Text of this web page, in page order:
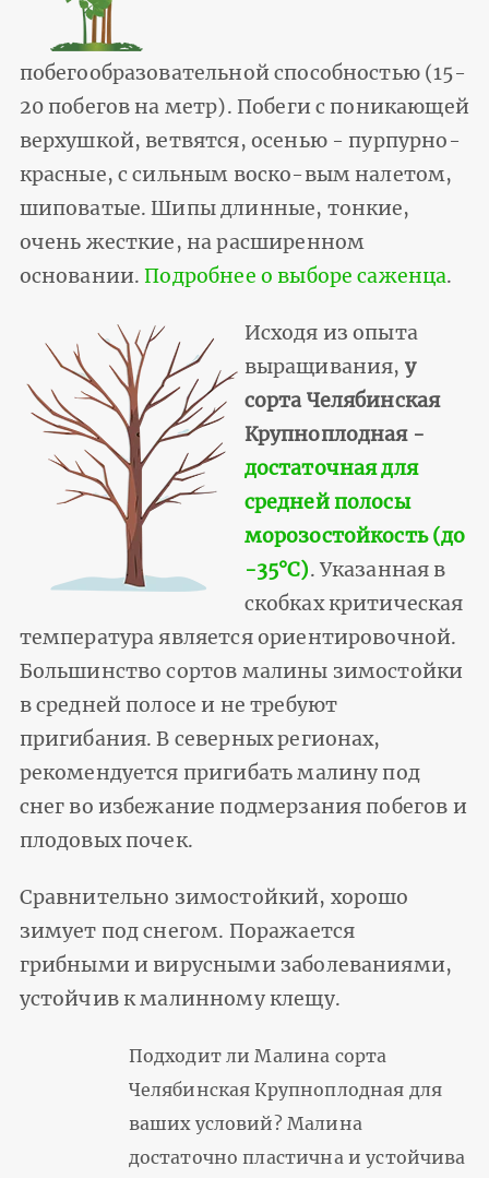
побегообразовательной способностью (15-
20 побегов на метр). Побеги с поникающей
верхушкой, ветвятся, осенью - пурпурно-
красные, с сильным воско-вым налетом,
шиповатые. Шипы длинные, тонкие,
очень жесткие, на расширенном
основании.Подробнее о выборе саженца.
Исходя из опыта
выращивания, у
сорта Челябинская
Крупноплодная -
достаточная для
средней полосы
морозостойкость (до
-35°С). Указанная в
скобках критическая
температура является ориентировочной.
Большинство сортов малины зимостойки
в средней полосе и не требуют
пригибания. В северных регионах,
рекомендуется пригибать малину под
снег во избежание подмерзания побегов и
плодовых почек.
Сравнительно зимостойкий, хорошо
зимует под снегом. Поражается
грибными и вирусными заболеваниями,
устойчив к малинному клещу.
Подходит ли Малина сорта
Челябинская Крупноплодная для
ваших условий? Малина
достаточно пластична и устойчива